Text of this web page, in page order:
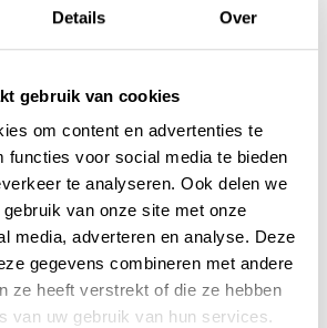
Details Over
gebruik van cookies
om content en advertenties te
functies voor social media te bieden
te analyseren. Ook delen we
van onze site met onze
media, adverteren en analyse. Deze
gegevens combineren met andere
ze heeft verstrekt of die ze hebben
van uw gebruik van hun services.
25 Watt
Nee
Nee
Ja
Nee